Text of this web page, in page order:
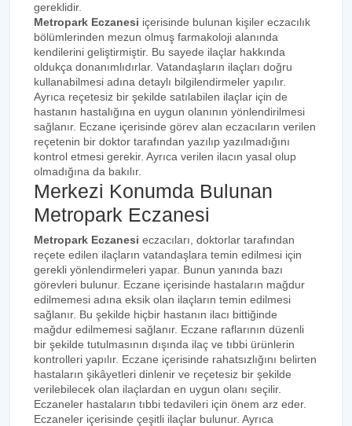
gereklidir.
Metropark Eczanesi içerisinde bulunan kişiler eczacılık
bölümlerinden mezun olmuş farmakoloji alanında
kendilerini geliştirmiştir. Bu sayede ilaçlar hakkında
oldukça donanımlıdırlar. Vatandaşların ilaçları doğru
kullanabilmesi adına detaylı bilgilendirmeler yapılır.
Ayrıca reçetesiz bir şekilde satılabilen ilaçlar için de
hastanın hastalığına en uygun olanının yönlendirilmesi
sağlanır. Eczane içerisinde görev alan eczacıların verilen
reçetenin bir doktor tarafından yazılıp yazılmadığını
kontrol etmesi gerekir. Ayrıca verilen ilacın yasal olup
olmadığına da bakılır.
Merkezi Konumda Bulunan
Metropark Eczanesi
Metropark Eczanesi eczacıları, doktorlar tarafından
reçete edilen ilaçların vatandaşlara temin edilmesi için
gerekli yönlendirmeleri yapar. Bunun yanında bazı
görevleri bulunur. Eczane içerisinde hastaların mağdur
edilmemesi adına eksik olan ilaçların temin edilmesi
sağlanır. Bu şekilde hiçbir hastanın ilacı bittiğinde
mağdur edilmemesi sağlanır. Eczane raflarının düzenli
bir şekilde tutulmasının dışında ilaç ve tıbbi ürünlerin
kontrolleri yapılır. Eczane içerisinde rahatsızlığını belirten
hastaların şikâyetleri dinlenir ve reçetesiz bir şekilde
verilebilecek olan ilaçlardan en uygun olanı seçilir.
Eczaneler hastaların tıbbi tedavileri için önem arz eder.
Eczaneler içerisinde çeşitli ilaçlar bulunur. Ayrıca